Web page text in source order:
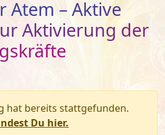
Atem – Aktive
Aktivierung der
hat bereits stattgefunden.
Du hier.